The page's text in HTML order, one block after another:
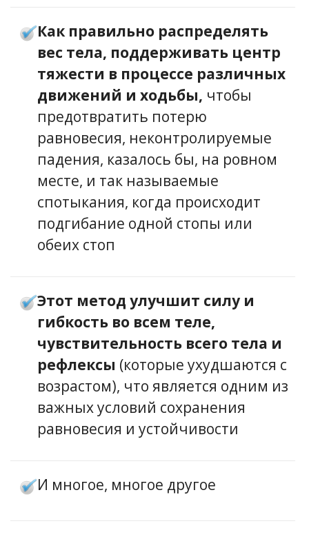
Как правильно распределять
вес тела, поддерживать центр
тяжести в процессе различных
движений и ходьбы, чтобы
предотвратить потерю
равновесия, неконтролируемые
падения, казалось бы, на ровном
месте, и так называемые
спотыкания, когда происходит
подгибание одной стопы или
обеих стоп
Этот метод улучшит силу и
гибкость во всем теле,
чувствительность всего тела и
рефлексы (которые ухудшаются с
возрастом), что является одним из
важных условий сохранения
равновесия и устойчивости
И многое, многое другое